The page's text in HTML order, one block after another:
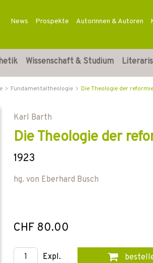
News Prospekte Autorinnen & Autoren
Wissenschaft & Studium
Fundamentaltheologie Die Theologie der
Karl Barth
Die Theologie der
1923
hg. von Eberhard Busch
CHF 80.00
Expl.